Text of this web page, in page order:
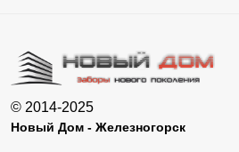
© 2014-2025
Новый Дом - Железногорск